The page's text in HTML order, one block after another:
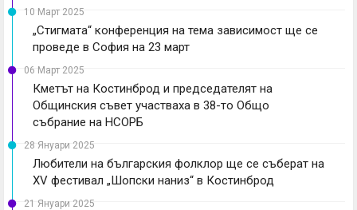
10 Март 2025
„Стигмата“ конференция на тема зависимост ще се
проведе в София на 23 март
06 Март 2025
Кметът на Костинброд и председателят на
Общинския съвет участваха в 38-то Общо
събрание на НСОРБ
28 Януари 2025
Любители на българския фолклор ще се съберат на
XV фестивал „Шопски наниз“ в Костинброд
21 Януари 2025